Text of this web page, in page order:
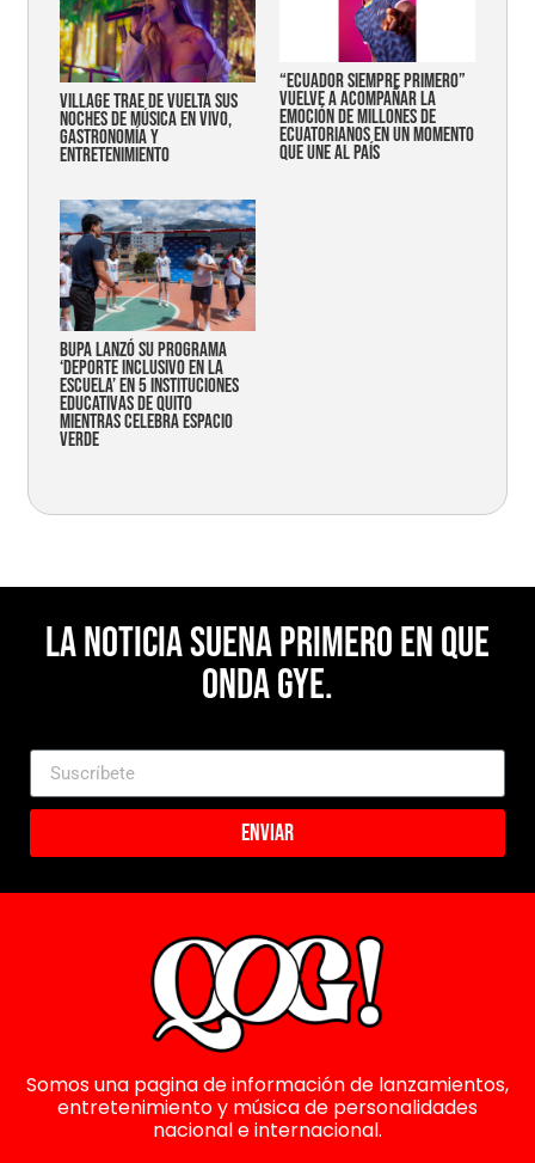
Village trae de vuelta sus
noches de música en vivo,
gastronomía y
entretenimiento
“Ecuador siempre primero”
vuelve a acompañar la
emoción de millones de
ecuatorianos en un momento
que une al país
Bupa lanzó su programa
‘Deporte Inclusivo en la
Escuela’ en 5 instituciones
educativas de Quito
mientras celebra espacio
verde
La noticia suena primero en Que
Onda Gye.
Enviar
Somos una pagina de información de lanzamientos,
entretenimiento y música de personalidades
nacional e internacional.